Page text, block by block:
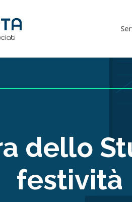
dello
festività